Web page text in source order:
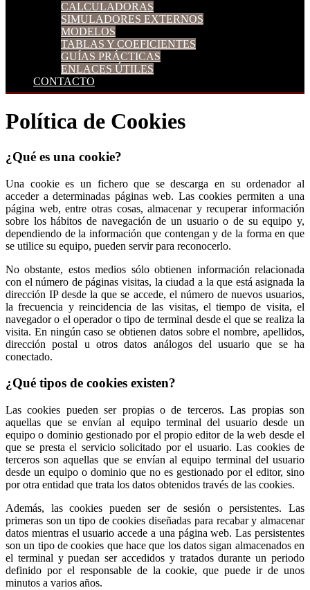
CALCULADORAS
SIMULADORES EXTERNOS
MODELOS
TABLAS Y COEFICIENTES
GUÍAS PRÁCTICAS
ENLACES ÚTILES
CONTACTO
Política de Cookies
¿Qué es una cookie?
Una cookie es un fichero que se descarga en su ordenador al
acceder a determinadas páginas web. Las cookies permiten a una
página web, entre otras cosas, almacenar y recuperar información
sobre los hábitos de navegación de un usuario o de su equipo y,
dependiendo de la información que contengan y de la forma en que
se utilice su equipo, pueden servir para reconocerlo.
No obstante, estos medios sólo obtienen información relacionada
con el número de páginas visitas, la ciudad a la que está asignada la
dirección IP desde la que se accede, el número de nuevos usuarios,
la frecuencia y reincidencia de las visitas, el tiempo de visita, el
navegador o el operador o tipo de terminal desde el que se realiza la
visita. En ningún caso se obtienen datos sobre el nombre, apellidos,
dirección postal u otros datos análogos del usuario que se ha
conectado.
¿Qué tipos de cookies existen?
Las cookies pueden ser propias o de terceros. Las propias son
aquellas que se envían al equipo terminal del usuario desde un
equipo o dominio gestionado por el propio editor de la web desde el
que se presta el servicio solicitado por el usuario. Las cookies de
terceros son aquellas que se envían al equipo terminal del usuario
desde un equipo o dominio que no es gestionado por el editor, sino
por otra entidad que trata los datos obtenidos través de las cookies.
Además, las cookies pueden ser de sesión o persistentes. Las
primeras son un tipo de cookies diseñadas para recabar y almacenar
datos mientras el usuario accede a una página web. Las persistentes
son un tipo de cookies que hace que los datos sigan almacenados en
el terminal y puedan ser accedidos y tratados durante un periodo
definido por el responsable de la cookie, que puede ir de unos
minutos a varios años.